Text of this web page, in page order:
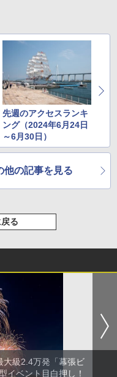
先週のアクセスランキ
ング（2024年6月24日
～6月30日）
他の記事を見る
る
大級2.4万発「幕張ビ
イベント目白押し！